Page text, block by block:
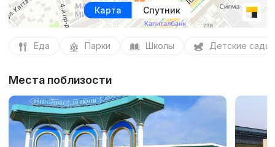
Карта Спутник
Еда Парки Школы Детские сады
Места поблизости